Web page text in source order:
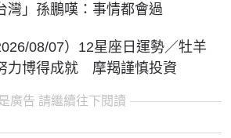
灣」孫鵬嘆：事情都會過
08/07）12星座日運勢／牡羊
力博得成就 摩羯謹慎投資
廣告 請繼續往下閱讀